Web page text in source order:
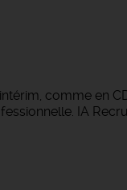
comme en
IA